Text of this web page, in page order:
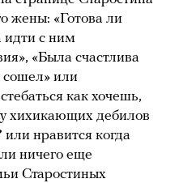
жены: «Готова ли
идти с ним
«Была счастлива
сошел» или
как хочешь,
хихикающих дебилов
или нравится когда
ничего еще
Старостиных